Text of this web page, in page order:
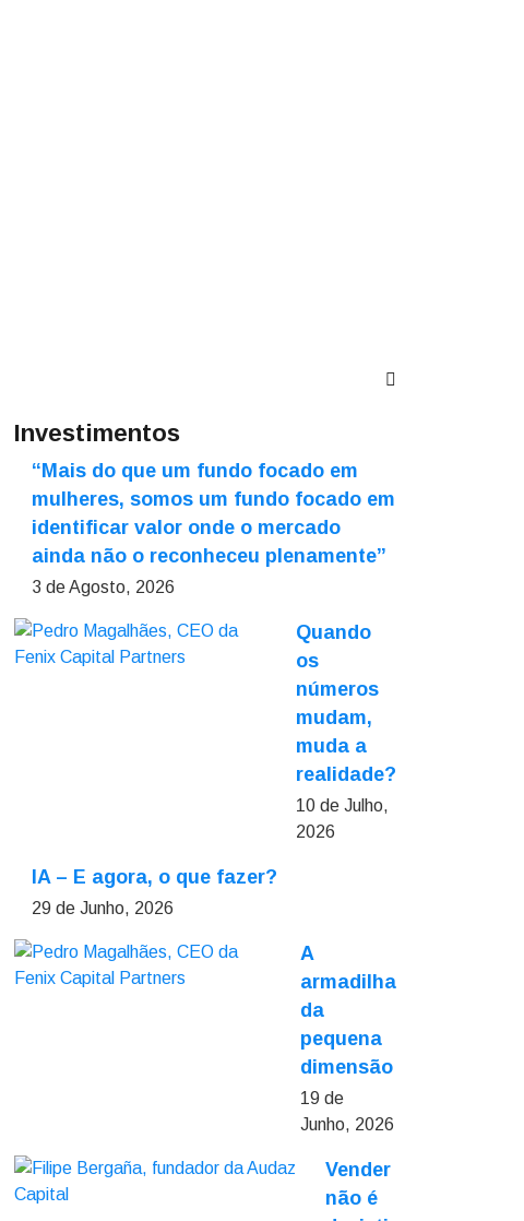
Investimentos
“Mais do que um fundo focado em
mulheres, somos um fundo focado em
identificar valor onde o mercado
ainda não o reconheceu plenamente”
3 de Agosto, 2026
Quando
os
números
mudam,
muda a
realidade?
10 de Julho,
2026
IA – E agora, o que fazer?
29 de Junho, 2026
A
armadilha
da
pequena
dimensão
19 de
Junho, 2026
Vender
não é